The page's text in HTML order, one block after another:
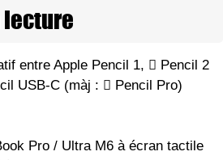
lecture
entre Apple Pencil 1,  Pencil 2
USB-C (màj :  Pencil Pro)
Pro / Ultra M6 à écran tactile